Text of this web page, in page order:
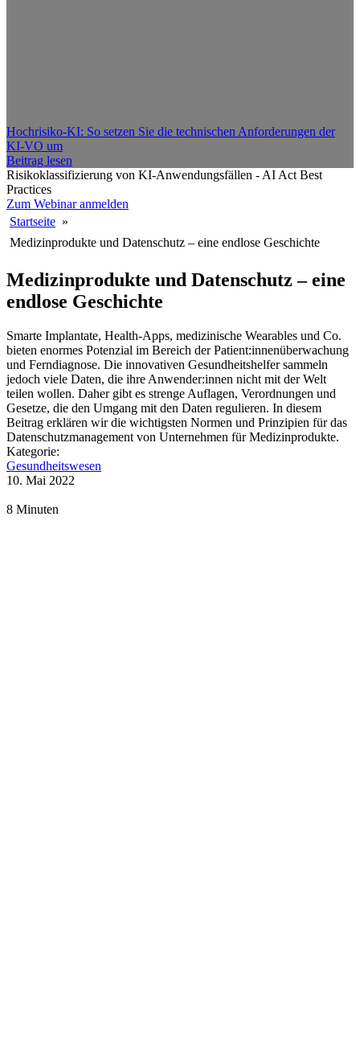
Hochrisiko-KI: So setzen Sie die technischen Anforderungen der
KI-VO um
Beitrag lesen
Risikoklassifizierung von KI-Anwendungsfällen - AI Act Best
Practices
Zum Webinar anmelden
Startseite »
Medizinprodukte und Datenschutz – eine endlose Geschichte
Medizin­produkte und Datenschutz – eine
endlose Geschichte
Smarte Implantate, Health-Apps, medizinische Wearables und Co.
bieten enormes Potenzial im Bereich der Patient:innenüberwachung
und Ferndiagnose. Die innovativen Gesundheitshelfer sammeln
jedoch viele Daten, die ihre Anwender:innen nicht mit der Welt
teilen wollen. Daher gibt es strenge Auflagen, Verordnungen und
Gesetze, die den Umgang mit den Daten regulieren. In diesem
Beitrag erklären wir die wichtigsten Normen und Prinzipien für das
Datenschutzmanagement von Unternehmen für Medizinprodukte.
Kategorie:
Gesundheitswesen
10. Mai 2022
8 Minuten